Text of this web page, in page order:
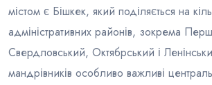
містом є Бішкек, який поділяється на
адміністративних районів, зокрема
Свердловський, Октябрський і
мандрівників особливо важливі